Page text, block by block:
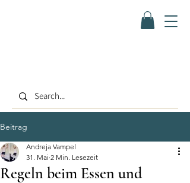
Beitrag
Regeln beim Essen und
Andreja Vampel
31. Mai 2 Min. Lesezeit